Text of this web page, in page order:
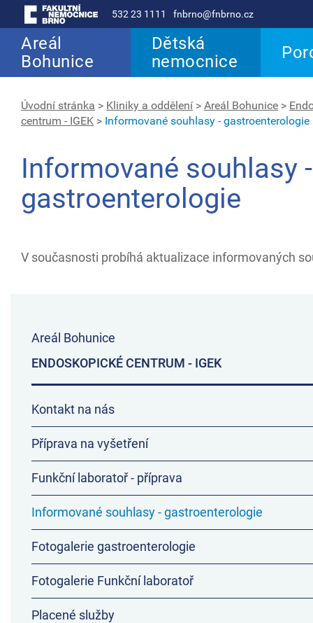
532 23 1111 fnbrno@fnbrno.cz
Areál
Bohunice
Dětská
nemocnice
Úvodní stránka > Kliniky a oddělení > Areál Bohunice >
centrum - IGEK > Informované souhlasy - gastroenterologie
Informované souhlasy -
gastroenterologie
V současnosti probíhá aktualizace informovaných
Areál Bohunice
ENDOSKOPICKÉ CENTRUM - IGEK
Kontakt na nás
Příprava na vyšetření
Funkční laboratoř - příprava
Informované souhlasy - gastroenterologie
Fotogalerie gastroenterologie
Fotogalerie Funkční laboratoř
Placené služby